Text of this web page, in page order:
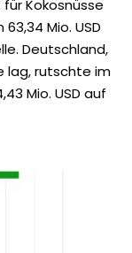
für Kokosnüsse
Mio. USD
Deutschland,
lag, rutschte im
Mio. USD auf